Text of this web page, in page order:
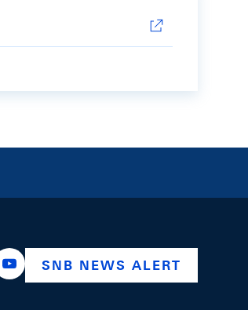
snb_bns
ch.linkedin.com/company/swiss-
https://www.youtube.com/
SNB NEWS ALERT